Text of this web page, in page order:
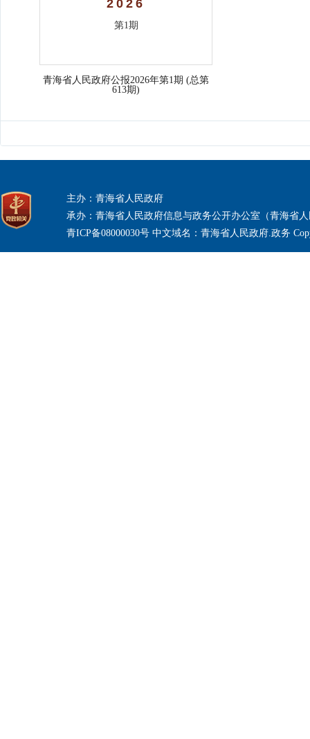
2026
第1期
青海省人民政府公报2026年第1期 (总第
613期)
主办：青海省人民政府
承办：青海省人民政府信息与政务公开办公室（青海省
青ICP备08000030号 中文域名：青海省人民政府.政务